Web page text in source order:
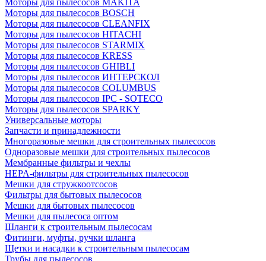
Моторы для пылесосов MAKITA
Моторы для пылесосов BOSCH
Моторы для пылесосов CLEANFIX
Моторы для пылесосов HITACHI
Моторы для пылесосов STARMIX
Моторы для пылесосов KRESS
Моторы для пылесосов GHIBLI
Моторы для пылесосов ИНТЕРСКОЛ
Моторы для пылесосов COLUMBUS
Моторы для пылесосов IPC - SOTECO
Моторы для пылесосов SPARKY
Универсальные моторы
Запчасти и принадлежности
Многоразовые мешки для строительных пылесосов
Одноразовые мешки для строительных пылесосов
Мембранные фильтры и чехлы
HEPA-фильтры для строительных пылесосов
Мешки для стружкоотсосов
Фильтры для бытовых пылесосов
Мешки для бытовых пылесосов
Мешки для пылесоса оптом
Шланги к строительным пылесосам
Фитинги, муфты, ручки шланга
Щетки и насадки к строительным пылесосам
Трубы для пылесосов